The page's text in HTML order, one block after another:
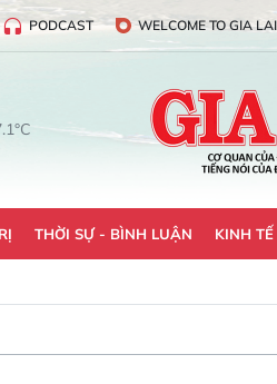
PODCAST WELCOME TO GIA LAI
THỜI SỰ - BÌNH LUẬN KINH TẾ